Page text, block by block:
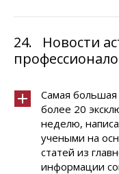
24.
Новости
Самая большая
более 20
неделю,
учеными на
статей из
информации